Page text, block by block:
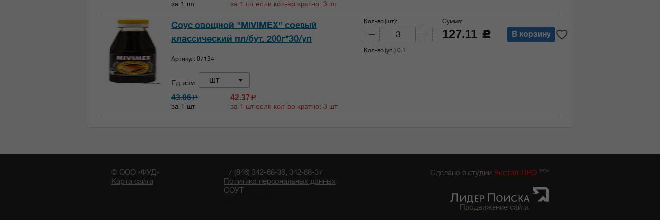
за 1 шт за 1 шт если кол-во кратно: 3 шт
Соус овощной "MIVIMEX" соевый
классический пл/бут. 200г*30/уп
Артикул: 07134
Ед.изм: шт
43.06c
за 1 шт
42.37 c
за 1 шт если кол-во кратно: 3 шт
Кол-во (шт):
Кол-во (уп.) 0.1
Сумма:
127.11 c В корзину
© ООО «ФУД»
Карта сайта
+7 (846) 342-68-36, 342-68-37
Политика персональных данных
СОУТ
Сделано в студии Экстил-ПРО 2015
Продвижение сайта